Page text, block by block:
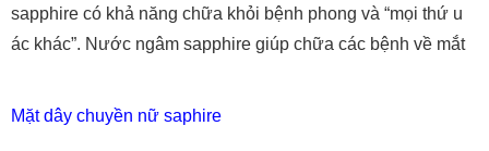
sapphire có khả năng chữa khỏi bệnh phong và “mọi thứ u
ác khác”. Nước ngâm sapphire giúp chữa các bệnh về mắt
Mặt dây chuyền nữ saphire